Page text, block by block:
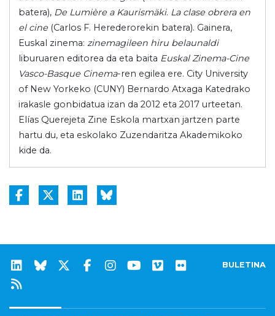
batera), De Lumière a Kaurismäki. La clase obrera en
el cine (Carlos F. Herederorekin batera). Gainera,
Euskal zinema: zinemagileen hiru belaunaldi
liburuaren editorea da eta baita Euskal Zinema-Cine
Vasco-Basque Cinema-ren egilea ere. City University
of New Yorkeko (CUNY) Bernardo Atxaga Katedrako
irakasle gonbidatua izan da 2012 eta 2017 urteetan.
Elías Querejeta Zine Eskola martxan jartzen parte
hartu du, eta eskolako Zuzendaritza Akademikoko
kide da.
BULETINA